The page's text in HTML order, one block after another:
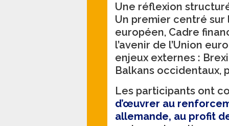
Une réflexion
Un premier centré
européen, Cadre
l’avenir de l’Union
enjeux externes :
Balkans occidentaux,
Les participants ont
d’œuvrer au
allemande, au profit